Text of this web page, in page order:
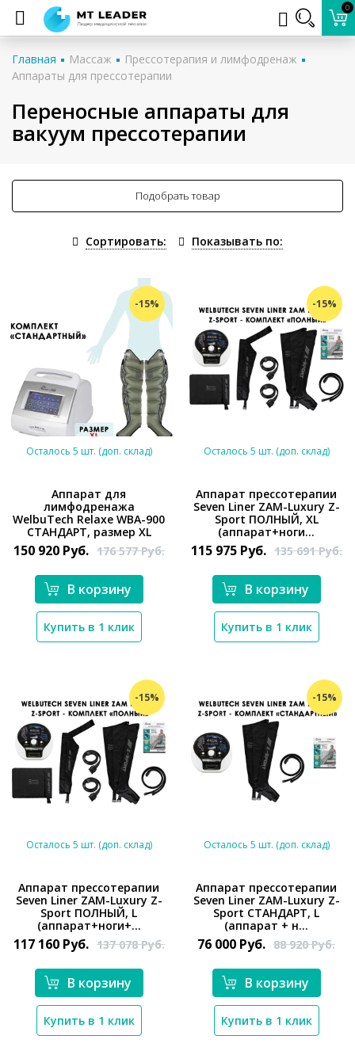
0
Главная Массаж
Прессотерапия и лимфодренаж
Аппараты для прессотерапии
Переносные аппараты для
вакуум прессотерапии
Подобрать товар
Сортировать: Показывать по:
-15%
*}
Осталось 5 шт. (доп. склад)
Аппарат для
лимфодренажа
WelbuTech Relaxe WBA-900
СТАНДАРТ, размер XL
150 920 Руб. 176 577Руб.
В корзину
Купить в 1 клик
-15%
*}
Осталось 5 шт. (доп. склад)
Аппарат прессотерапии
Seven Liner ZAM-Luxury Z-
Sport ПОЛНЫЙ, XL
(аппарат+ноги...
115 975 Руб. 135 691Руб.
В корзину
Купить в 1 клик
-15%
*}
Осталось 5 шт. (доп. склад)
Аппарат прессотерапии
Seven Liner ZAM-Luxury Z-
Sport ПОЛНЫЙ, L
(аппарат+ноги+...
117 160 Руб. 137 078Руб.
В корзину
Купить в 1 клик
-15%
*}
Осталось 5 шт. (доп. склад)
Аппарат прессотерапии
Seven Liner ZAM-Luxury Z-
Sport СТАНДАРТ, L
(аппарат + н...
76 000 Руб. 88 920Руб.
В корзину
Купить в 1 клик